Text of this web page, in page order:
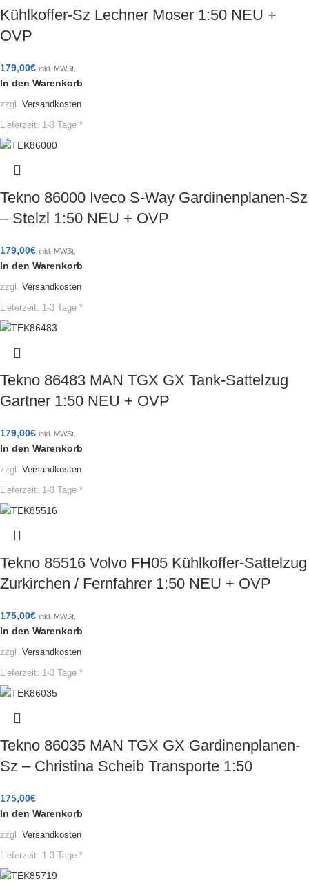
Kühlkoffer-Sz Lechner Moser 1:50 NEU +
OVP
179,00€ inkl. MWSt.
In den Warenkorb
zzgl. Versandkosten
Lieferzeit: 1-3 Tage *
Tekno 86000 Iveco S-Way Gardinenplanen-Sz
– Stelzl 1:50 NEU + OVP
179,00€ inkl. MWSt.
In den Warenkorb
zzgl. Versandkosten
Lieferzeit: 1-3 Tage *
Tekno 86483 MAN TGX GX Tank-Sattelzug
Gartner 1:50 NEU + OVP
179,00€ inkl. MWSt.
In den Warenkorb
zzgl. Versandkosten
Lieferzeit: 1-3 Tage *
Tekno 85516 Volvo FH05 Kühlkoffer-Sattelzug
Zurkirchen / Fernfahrer 1:50 NEU + OVP
175,00€ inkl. MWSt.
In den Warenkorb
zzgl. Versandkosten
Lieferzeit: 1-3 Tage *
Tekno 86035 MAN TGX GX Gardinenplanen-
Sz – Christina Scheib Transporte 1:50
175,00€
In den Warenkorb
zzgl. Versandkosten
Lieferzeit: 1-3 Tage *